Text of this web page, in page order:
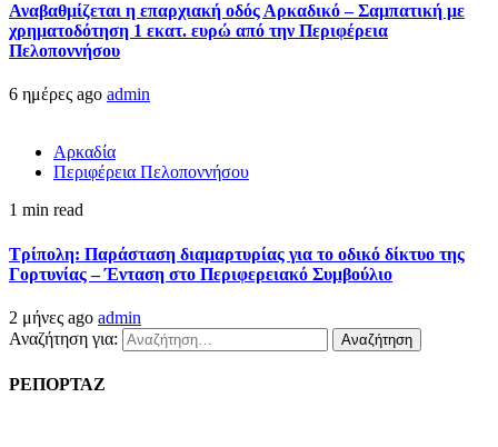
Αναβαθμίζεται η επαρχιακή οδός Αρκαδικό – Σαμπατική με
χρηματοδότηση 1 εκατ. ευρώ από την Περιφέρεια
Πελοποννήσου
6 ημέρες ago admin
Αρκαδία
Περιφέρεια Πελοποννήσου
1 min read
Τρίπολη: Παράσταση διαμαρτυρίας για το οδικό δίκτυο της
Γορτυνίας – Ένταση στο Περιφερειακό Συμβούλιο
2 μήνες ago admin
Αναζήτηση για:
ΡΕΠΟΡΤΑΖ